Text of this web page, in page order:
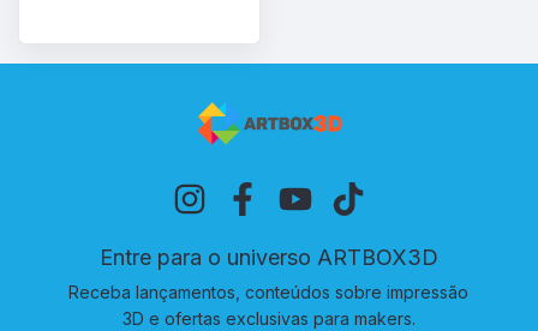
Entre para o universo ARTBOX3D
Receba lançamentos, conteúdos sobre impressão
3D e ofertas exclusivas para makers.